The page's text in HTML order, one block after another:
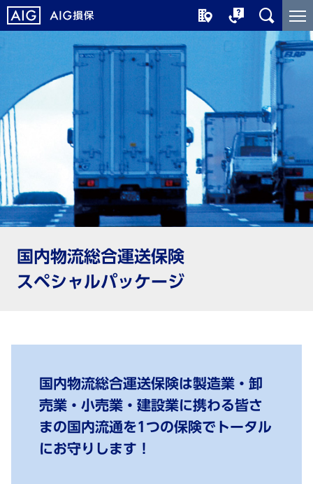
メ
イ
ン
ツ
に
ジ
ャ
ン
プ
こ
こ
ン
コ
ン
テ
ン
ツ
で
国内物流総合運送保険
スペシャルパッケージ
国内物流総合運送保険は製造業・卸
売業・小売業・建設業に携わる皆さ
まの国内流通を1つの保険でトータル
にお守りします！